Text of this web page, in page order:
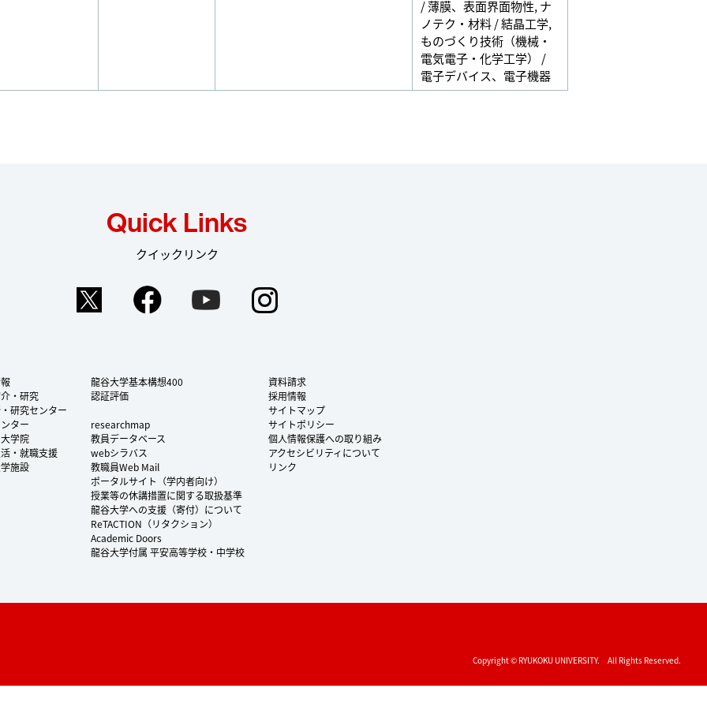
/ 薄膜、表面界面物性, ナ
ノテク・材料 / 結晶工学,
ものづくり技術（機械・
電気電子・化学工学） /
電子デバイス、電子機器
Quick Links
クイックリンク
Twitter FacebookYouTube
・研究
研究センター
ター
学院
・就職支援
施設
龍谷大学基本構想400
認証評価
researchmap
教員データベース
webシラバス
教職員Web Mail
ポータルサイト（学内者向け）
授業等の休講措置に関する取扱基準
龍谷大学への支援（寄付）について
ReTACTION（リタクション）
Academic Doors
龍谷大学付属 平安高等学校・中学校
資料請求
採用情報
サイトマップ
サイトポリシー
個人情報保護への取り組み
アクセシビリティについて
リンク
Copyright © RYUKOKU UNIVERSITY. All Rights Reserved.